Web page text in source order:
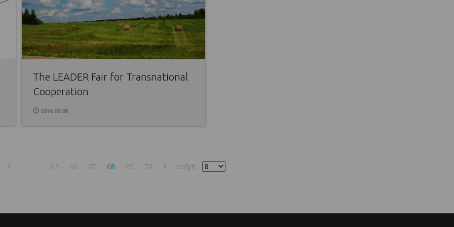
The LEADER Fair for Transnational
Cooperation
2016 06 08
1 65 66 67 68 69 70 rodyti: